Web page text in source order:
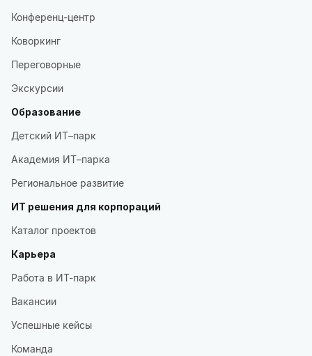
Конференц-центр
Коворкинг
Переговорные
Экскурсии
Образование
Детский ИТ–парк
Академия ИТ–парка
Региональное развитие
ИТ решения для корпораций
Каталог проектов
Карьера
Работа в ИТ-парк
Вакансии
Успешные кейсы
Команда